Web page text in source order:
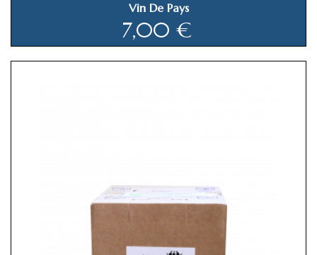
Vin De Pays
Prix
7,00 €